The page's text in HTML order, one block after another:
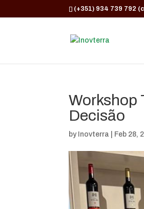
(+351) 934 739 792
Workshop
Decisão
by Inovterra Feb 28,